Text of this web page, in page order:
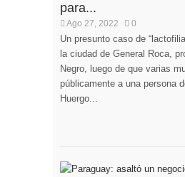
para...
Ago 27, 2022 0
Un presunto caso de
la ciudad de General Roca,
Negro, luego de que varias
públicamente a una persona
Huergo...